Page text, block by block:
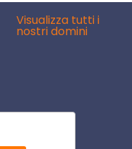
Visualizza tutti i
nostri domini